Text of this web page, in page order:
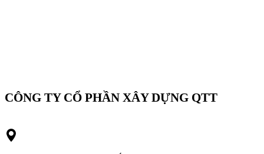
CÔNG TY CỔ PHẦN XÂY DỰNG QTT